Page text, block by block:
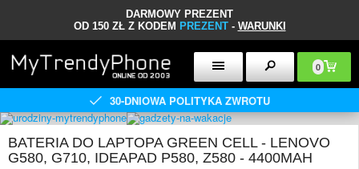
DARMOWY PREZENT
OD 150 ZŁ Z KODEM PREZENT- WARUNKI
0
30-DNIOWA POLITYKA ZWROTU
BATERIA DO LAPTOPA GREEN CELL - LENOVO
G580, G710, IDEAPAD P580, Z580 - 4400MAH